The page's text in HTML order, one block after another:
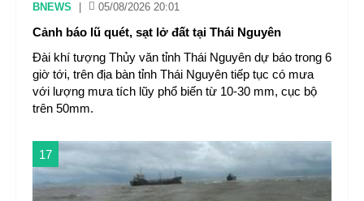
BNEWS 05/08/2026 20:01
Cảnh báo lũ quét, sạt lở đất tại Thái Nguyên ​
Đài khí tượng Thủy văn tỉnh Thái Nguyên dự báo trong 6
giờ tới, trên địa bàn tỉnh Thái Nguyên tiếp tục có mưa
với lượng mưa tích lũy phổ biến từ 10-30 mm, cục bộ
trên 50mm.
17